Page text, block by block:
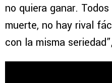
no quiera ganar.
muerte, no hay rival
con la misma